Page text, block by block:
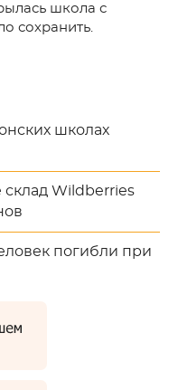
школа с
сохранить.
школах
склад Wildberries
погибли при